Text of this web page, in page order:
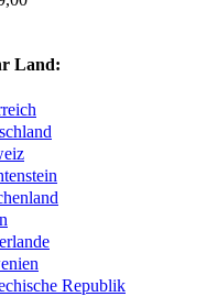
Land:
Republik